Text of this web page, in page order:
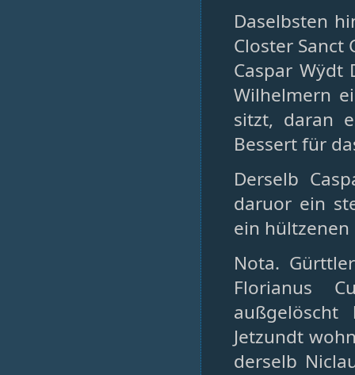
Daselbsten
Closter Sanct
Caspar
Wilhelmern
sitzt, daran
Bessert für
Derselb
daruor ein
ein hültzenen
Nota.
Florianus
Jetzundt
derselb